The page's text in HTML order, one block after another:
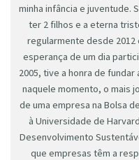
minha infância e juventude.
ter 2 filhos e a eterna
regularmente desde
esperança de um dia
2005, tive a honra de
naquele momento, o mais
de uma empresa na Bolsa
à Universidade de
Desenvolvimento
que empresas têm a